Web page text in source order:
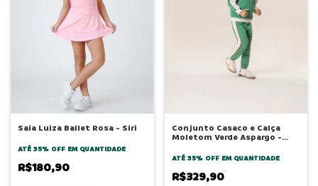
Saia Luiza Ballet Rosa - Siri
ATÉ 35% OFF EM QUANTIDADE
R$180,90
Conjunto Casaco e Calça
Moletom Verde Aspargo -
ATÉ 35% OFF EM QUANTIDADE
R$329,90